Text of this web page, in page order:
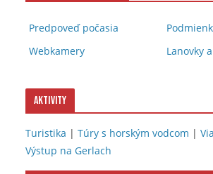
Predpoveď počasia
Webkamery
Lanovky
Aktivity
Turistika | Túry s horským vodcom |
Výstup na Gerlach